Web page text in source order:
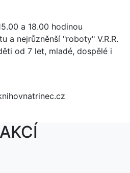
a 18.00 hodinou
a nejrůzněnší "roboty" V.R.R.
od 7 let, mladé, dospělé i